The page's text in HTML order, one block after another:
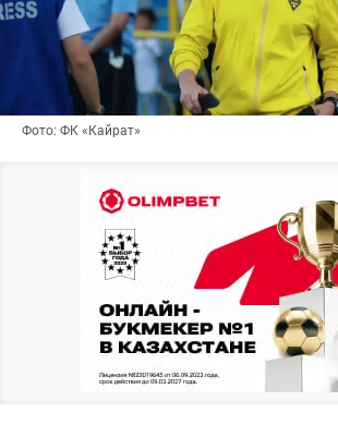
Фото: ФК «Кайрат»